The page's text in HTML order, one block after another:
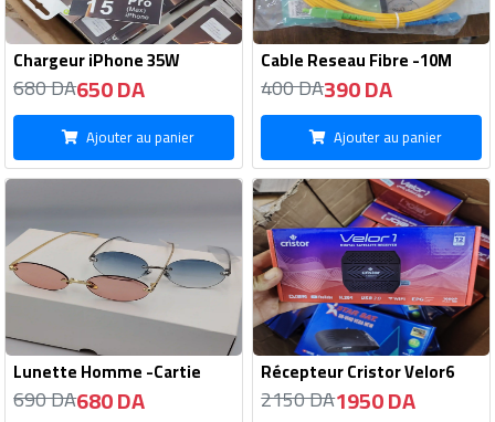
Chargeur iPhone 35W
680 DA650 DA
Ajouter au panier
Cable Reseau Fibre -10M
400 DA390 DA
Ajouter au panier
Lunette Homme -Cartie
690 DA680 DA
Récepteur Cristor Velor6
2150 DA1950 DA